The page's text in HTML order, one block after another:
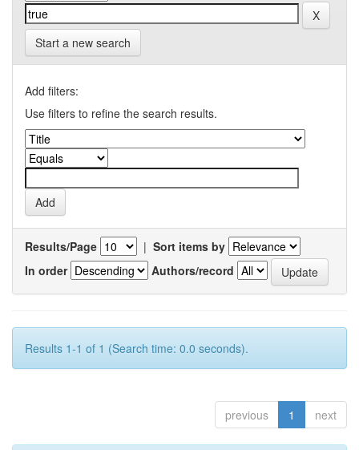
Start a new search
Add filters:
Use filters to refine the search results.
Results/Page | Sort items by
In order
Authors/record
Results 1-1 of 1 (Search time: 0.0 seconds).
previous 1 next